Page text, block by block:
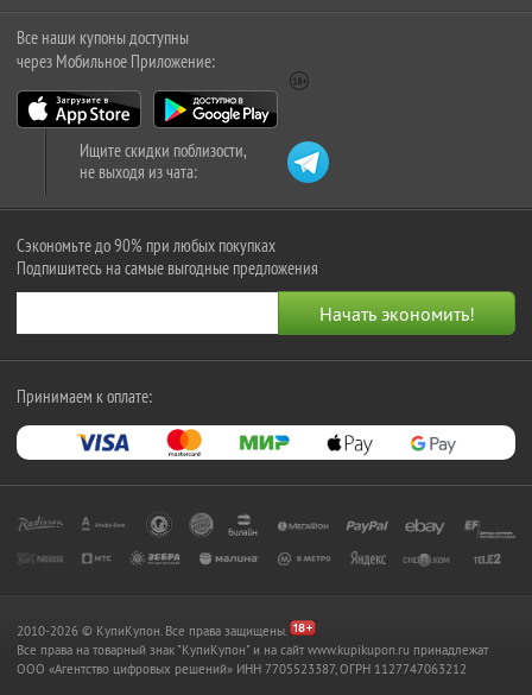
Все наши купоны доступны
через Мобильное Приложение:
Ищите скидки поблизости,
не выходя из чата:
Сэкономьте до 90% при любых покупках
Подпишитесь на самые выгодные предложения
Принимаем к оплате:
2010-2026 © КупиКупон. Все права защищены.
Все права на товарный знак "КупиКупон" и на сайт www.kupikupon.ru принадлежат
OOO «Агентство цифровых решений» ИНН 7705523387, ОГРН 1127747063212